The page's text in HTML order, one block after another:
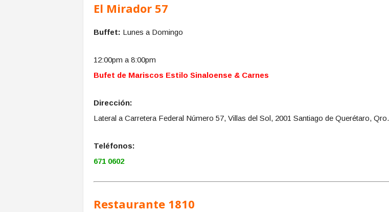
El Mirador 57
Buffet: Lunes a Domingo
12:00pm a 8:00pm
Bufet de Mariscos Estilo Sinaloense & Carnes
Dirección:
Lateral a Carretera Federal Número 57, Villas del Sol, 2001 Santiago de Querétaro, Qro.
Teléfonos:
671 0602
Restaurante 1810